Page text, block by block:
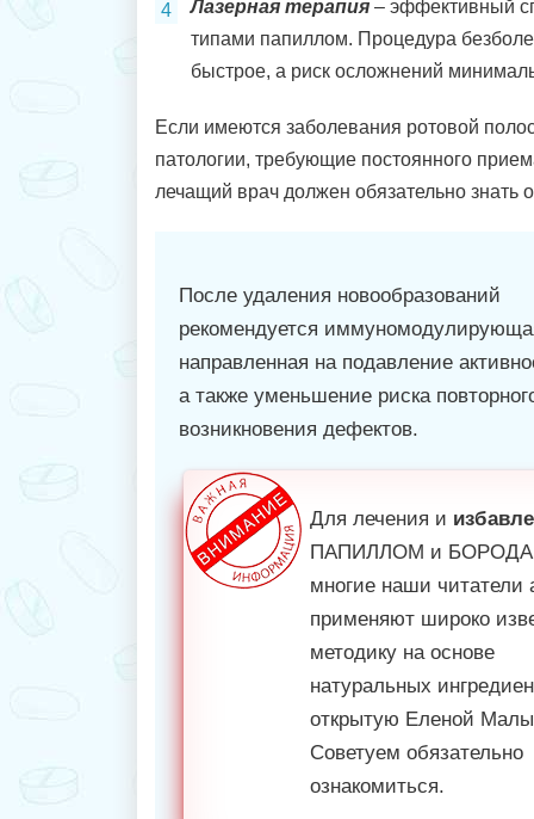
Лазерная терапия – эффективный
типами папиллом. Процедура
быстрое, а риск осложнений
Если имеются заболевания ротовой
патологии, требующие постоянного
лечащий врач должен обязательно знать
После удаления новообразований
рекомендуется
направленная на подавление
а также уменьшение риска
возникновения дефектов.
Для лечения и
ПАПИЛЛОМ и
многие наши читатели
применяют широко
методику на основе
натуральных
открытую Еленой
Советуем обязательно
ознакомиться.